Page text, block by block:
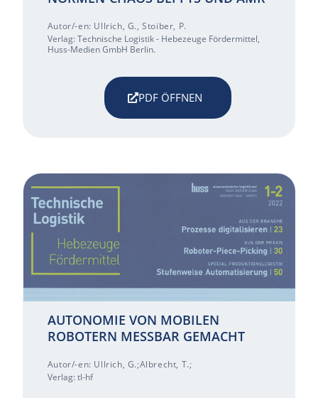
Autor/-en: Ullrich, G., Stoiber, P.
Verlag: Technische Logistik - Hebezeuge Fördermittel,
Huss-Medien GmbH Berlin.
PDF ÖFFNEN
AUTONOMIE VON MOBILEN
ROBOTERN MESSBAR GEMACHT
Autor/-en: Ullrich, G.;Albrecht, T.;
Verlag: tl-hf